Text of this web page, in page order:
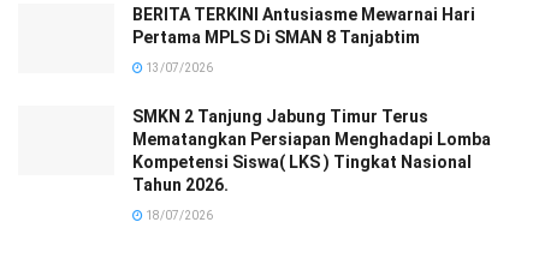
BERITA TERKINI Antusiasme Mewarnai Hari
Pertama MPLS Di SMAN 8 Tanjabtim
13/07/2026
SMKN 2 Tanjung Jabung Timur Terus
Mematangkan Persiapan Menghadapi Lomba
Kompetensi Siswa( LKS ) Tingkat Nasional
Tahun 2026.
18/07/2026